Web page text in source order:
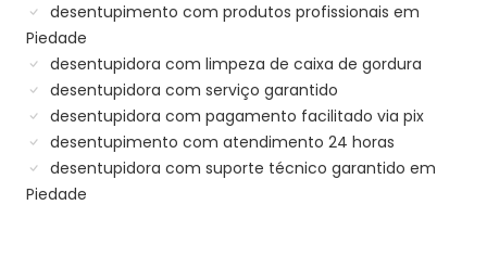
desentupimento com produtos profissionais em
Piedade
desentupidora com limpeza de caixa de gordura
desentupidora com serviço garantido
desentupidora com pagamento facilitado via pix
desentupimento com atendimento 24 horas
desentupidora com suporte técnico garantido em
Piedade